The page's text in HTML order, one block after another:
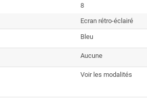
8
Ecran rétro-éclairé
Bleu
Aucune
Voir les modalités